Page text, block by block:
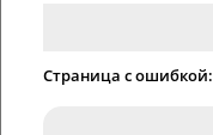
Страница с ошибкой: